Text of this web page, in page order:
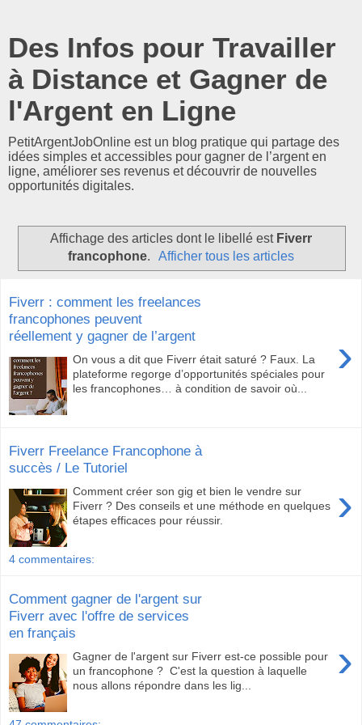
Des Infos pour Travailler
à Distance et Gagner de
l'Argent en Ligne
PetitArgentJobOnline est un blog pratique qui partage des
idées simples et accessibles pour gagner de l’argent en
ligne, améliorer ses revenus et découvrir de nouvelles
opportunités digitales.
Affichage des articles dont le libellé est Fiverr
francophone. Afficher tous les articles
Fiverr : comment les freelances
francophones peuvent
réellement y gagner de l’argent
›
On vous a dit que Fiverr était saturé ? Faux. La
plateforme regorge d’opportunités spéciales pour
les francophones… à condition de savoir où...
Fiverr Freelance Francophone à
succès / Le Tutoriel
›
Comment créer son gig et bien le vendre sur
Fiverr ? Des conseils et une méthode en quelques
étapes efficaces pour réussir.
4 commentaires:
Comment gagner de l'argent sur
Fiverr avec l'offre de services
en français
›
Gagner de l'argent sur Fiverr est-ce possible pour
un francophone ? C'est la question à laquelle
nous allons répondre dans les lig...